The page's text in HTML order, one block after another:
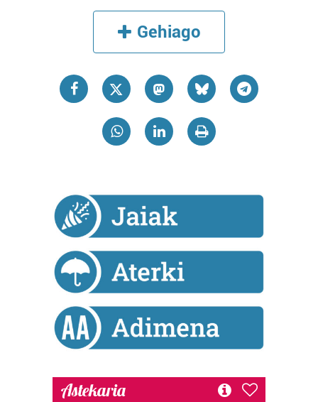
produktuak garatzeko. Zure datuak nork eta zertarako
erabiltzen dituen hauta dezakezu.
interes komertzial legitimoetan babesten dira. Ikusi gure
bazkideen zerrenda, beren ustez zein helburutarako
dezakezun ikusteko.
datuen atalean. Edozein unetan alda edo ken dezakezu
zure baimena Cookieen adierazpenean.
fitxategiak erabiltzen ditu. Zure esperientzia eta
zerbitzuak hobetzeko asmoz, cookie teknologiaz
erabiltzeko baimen esplizitua ematen diguzu.
irakurri
Gehiago
Astekaria